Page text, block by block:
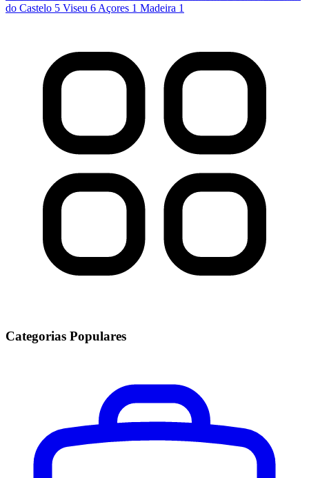
do Castelo 5 Viseu 6 Açores 1 Madeira 1
Categorias Populares